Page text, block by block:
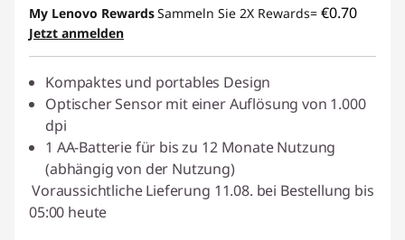
My Lenovo RewardsSammeln Sie 2X Rewards= €0.70
Jetzt anmelden
Kompaktes und portables Design
Optischer Sensor mit einer Auflösung von 1.000
dpi
1 AA-Batterie für bis zu 12 Monate Nutzung
(abhängig von der Nutzung)
Voraussichtliche Lieferung 11.08. bei Bestellung bis
05:00 heute